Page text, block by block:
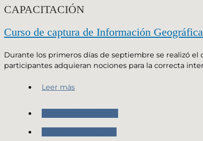
CAPACITACIÓN
Curso de captura de Información
Durante los primeros días de septiembre se realizó
participantes adquieran nociones para la correcta
Leer más